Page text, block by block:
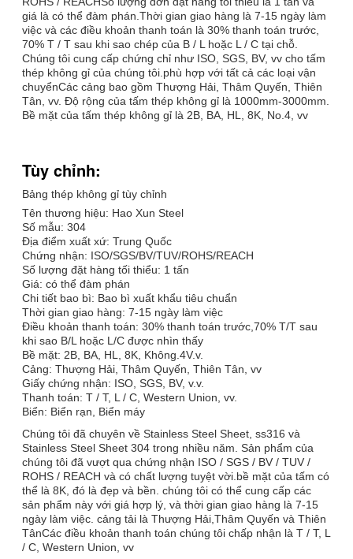
giá là có thể đàm phán.Thời gian giao hàng là 7-15 ngày làm
việc và các điều khoản thanh toán là 30% thanh toán trước,
70% T / T sau khi sao chép của B / L hoặc L / C tại chỗ.
Chúng tôi cung cấp chứng chỉ như ISO, SGS, BV, vv cho tấm
thép không gỉ của chúng tôi.phù hợp với tất cả các loại vận
chuyểnCác cảng bao gồm Thượng Hải, Thâm Quyến, Thiên
Tân, vv. Độ rộng của tấm thép không gỉ là 1000mm-3000mm.
Bề mặt của tấm thép không gỉ là 2B, BA, HL, 8K, No.4, vv
Tùy chỉnh:
Bảng thép không gỉ tùy chỉnh
Tên thương hiệu: Hao Xun Steel
Số mẫu: 304
Địa điểm xuất xứ: Trung Quốc
Chứng nhận: ISO/SGS/BV/TUV/ROHS/REACH
Số lượng đặt hàng tối thiểu: 1 tấn
Giá: có thể đàm phán
Chi tiết bao bì: Bao bì xuất khẩu tiêu chuẩn
Thời gian giao hàng: 7-15 ngày làm việc
Điều khoản thanh toán: 30% thanh toán trước,70% T/T sau
khi sao B/L hoặc L/C được nhìn thấy
Bề mặt: 2B, BA, HL, 8K, Không.4V.v.
Cảng: Thượng Hải, Thâm Quyến, Thiên Tân, vv
Giấy chứng nhận: ISO, SGS, BV, v.v.
Thanh toán: T / T, L / C, Western Union, vv.
Biển: Biển rạn, Biển máy
Chúng tôi đã chuyên về Stainless Steel Sheet, ss316 và
Stainless Steel Sheet 304 trong nhiều năm. Sản phẩm của
chúng tôi đã vượt qua chứng nhận ISO / SGS / BV / TUV /
ROHS / REACH và có chất lượng tuyệt vời.bề mặt của tấm có
thể là 8K, đó là đẹp và bền. chúng tôi có thể cung cấp các
sản phẩm này với giá hợp lý, và thời gian giao hàng là 7-15
ngày làm việc. cảng tải là Thượng Hải,Thâm Quyến và Thiên
TânCác điều khoản thanh toán chúng tôi chấp nhận là T / T, L
/ C, Western Union, vv